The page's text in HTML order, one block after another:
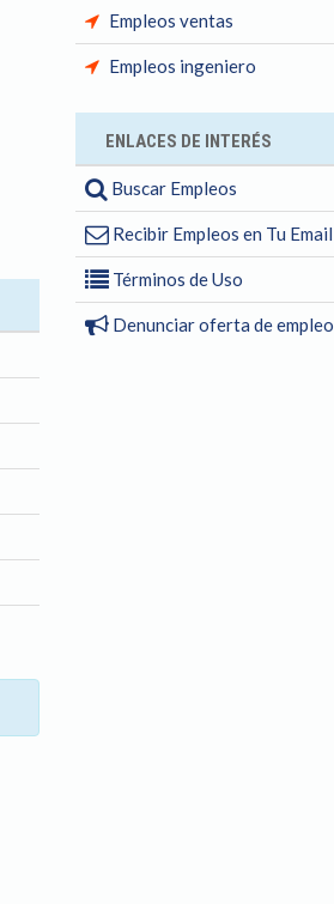
Empleos ventas
Empleos ingeniero
ENLACES DE INTERÉS
Buscar Empleos
Recibir Empleos en Tu Email
Términos de Uso
Denunciar oferta de empleo